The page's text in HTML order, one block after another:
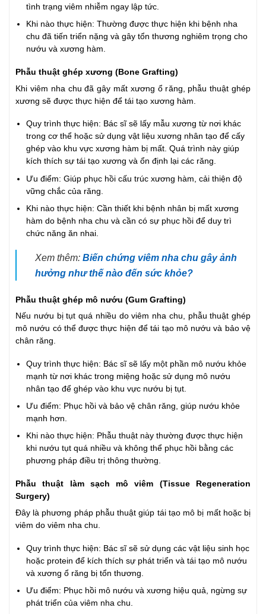
tình trạng viêm nhiễm ngay lập tức.
Khi nào thực hiện: Thường được thực hiện khi bệnh nha
chu đã tiến triển nặng và gây tổn thương nghiêm trọng cho
nướu và xương hàm.
Phẫu thuật ghép xương (Bone Grafting)
Khi viêm nha chu đã gây mất xương ổ răng, phẫu thuật ghép
xương sẽ được thực hiện để tái tạo xương hàm.
Quy trình thực hiện: Bác sĩ sẽ lấy mẫu xương từ nơi khác
trong cơ thể hoặc sử dụng vật liệu xương nhân tạo để cấy
ghép vào khu vực xương hàm bị mất. Quá trình này giúp
kích thích sự tái tạo xương và ổn định lại các răng.
Ưu điểm: Giúp phục hồi cấu trúc xương hàm, cải thiện độ
vững chắc của răng.
Khi nào thực hiện: Cần thiết khi bệnh nhân bị mất xương
hàm do bệnh nha chu và cần có sự phục hồi để duy trì
chức năng ăn nhai.
Xem thêm: Biến chứng viêm nha chu gây ảnh
hưởng như thế nào đến sức khỏe?
Phẫu thuật ghép mô nướu (Gum Grafting)
Nếu nướu bị tụt quá nhiều do viêm nha chu, phẫu thuật ghép
mô nướu có thể được thực hiện để tái tạo mô nướu và bảo vệ
chân răng.
Quy trình thực hiện: Bác sĩ sẽ lấy một phần mô nướu khỏe
mạnh từ nơi khác trong miệng hoặc sử dụng mô nướu
nhân tạo để ghép vào khu vực nướu bị tụt.
Ưu điểm: Phục hồi và bảo vệ chân răng, giúp nướu khỏe
mạnh hơn.
Khi nào thực hiện: Phẫu thuật này thường được thực hiện
khi nướu tụt quá nhiều và không thể phục hồi bằng các
phương pháp điều trị thông thường.
Phẫu thuật làm sạch mô viêm (Tissue Regeneration
Surgery)
Đây là phương pháp phẫu thuật giúp tái tạo mô bị mất hoặc bị
viêm do viêm nha chu.
Quy trình thực hiện: Bác sĩ sẽ sử dụng các vật liệu sinh học
hoặc protein để kích thích sự phát triển và tái tạo mô nướu
và xương ổ răng bị tổn thương.
Ưu điểm: Phục hồi mô nướu và xương hiệu quả, ngừng sự
phát triển của viêm nha chu.